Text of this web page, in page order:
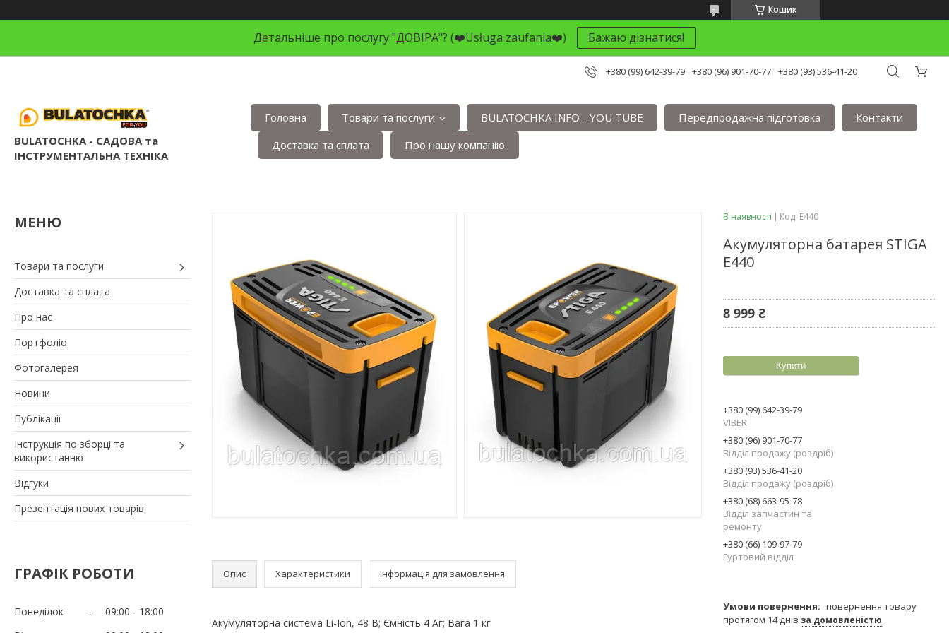
Кошик
Детальніше про послугу "ДОВІРА"? (❤️Usługa zaufania❤️) Бажаю дізнатися!
+380 (99) 642-39-79 +380 (96) 901-70-77 +380 (93) 536-41-20
BULATOCHKA - САДОВА та
ІНСТРУМЕНТАЛЬНА ТЕХНІКА
Головна Товари та послуги BULATOCHKA INFO - YOU TUBE Передпродажна підготовка
Контакти
Доставка та сплата
Про нашу компанію
Товари та послуги
Доставка та сплата
Про нас
Портфоліо
Фотогалерея
Новини
Публікації
Інструкція по зборці та
використанню
Відгуки
Презентація нових товарів
ГРАФІК РОБОТИ
Понеділок 09:00
18:00
Опис Характеристики Інформація для замовлення
Акумуляторна система Li-Ion, 48 В; Ємність 4 Аг; Вага 1 кг
В наявності Код: E440
Акумуляторна батарея STIGA
E440
8 999 ₴
Купити
+380 (99) 642-39-79
VIBER
+380 (96) 901-70-77
Відділ продажу (роздріб)
+380 (93) 536-41-20
Відділ продажу (роздріб)
+380 (68) 663-95-78
Відділ запчастин та
ремонту
+380 (66) 109-97-79
Гуртовий відділ
повернення товару
протягом 14 днів за домовленістю